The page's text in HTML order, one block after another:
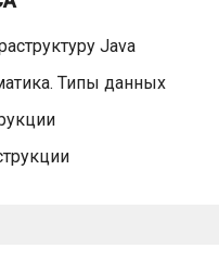
Java
Типы данных